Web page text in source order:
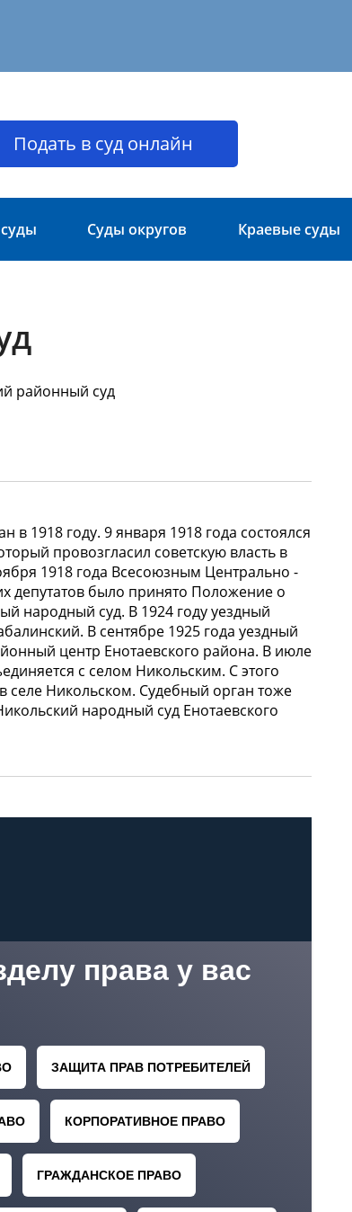
Подать в суд онлайн
Суды округов Краевые суды
районный суд
в 1918 году. 9 января 1918 года состоялся
провозгласил советскую власть в
1918 года Всесоюзным Центрально -
депутатов было принято Положение о
народный суд. В 1924 году уездный
В сентябре 1925 года уездный
центр Енотаевского района. В июле
с селом Никольским. С этого
селе Никольском. Судебный орган тоже
народный суд Енотаевского